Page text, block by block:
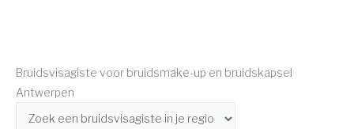
Bruidsvisagiste voor bruidsmake-up en bruidskapsel
Antwerpen